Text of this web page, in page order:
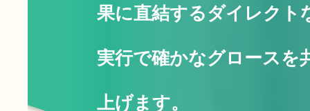
果に直結するダイレクト
実行で確かなグロースを
上げます。